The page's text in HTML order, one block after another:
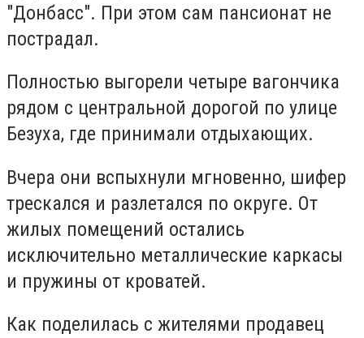
"Донбасс". При этом сам пансионат не
пострадал.
Полностью выгорели четыре вагончика
рядом с центральной дорогой по улице
Безуха, где принимали отдыхающих.
Вчера они вспыхнули мгновенно, шифер
трескался и разлетался по округе. От
жилых помещений остались
исключительно металлические каркасы
и пружины от кроватей.
Как поделилась с жителями продавец